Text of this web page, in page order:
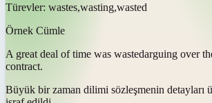
Türevler: wastes,wasting,wasted
Örnek Cümle
A great deal of time was wastedarguing over
contract.
Büyük bir zaman dilimi sözleşmenin detayları